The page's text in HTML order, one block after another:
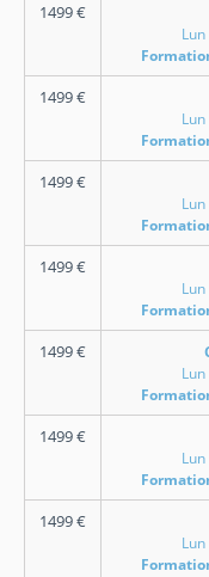
1499€
1499€
1499€
1499€
1499€
1499€
1499€